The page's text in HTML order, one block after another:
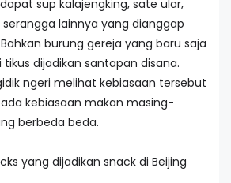
sup kalajengking, sate ular,
lainnya yang dianggap
burung gereja yang baru saja
dijadikan santapan disana.
ngeri melihat kebiasaan tersebut
kebiasaan makan masing-
berbeda beda.
yang dijadikan snack di Beijing